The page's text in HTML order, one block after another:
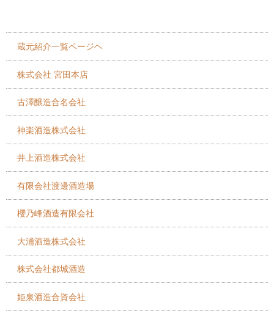
蔵元紹介一覧ページヘ
株式会社 宮田本店
古澤醸造合名会社
神楽酒造株式会社
井上酒造株式会社
有限会社渡邊酒造場
櫻乃峰酒造有限会社
大浦酒造株式会社
株式会社都城酒造
姫泉酒造合資会社